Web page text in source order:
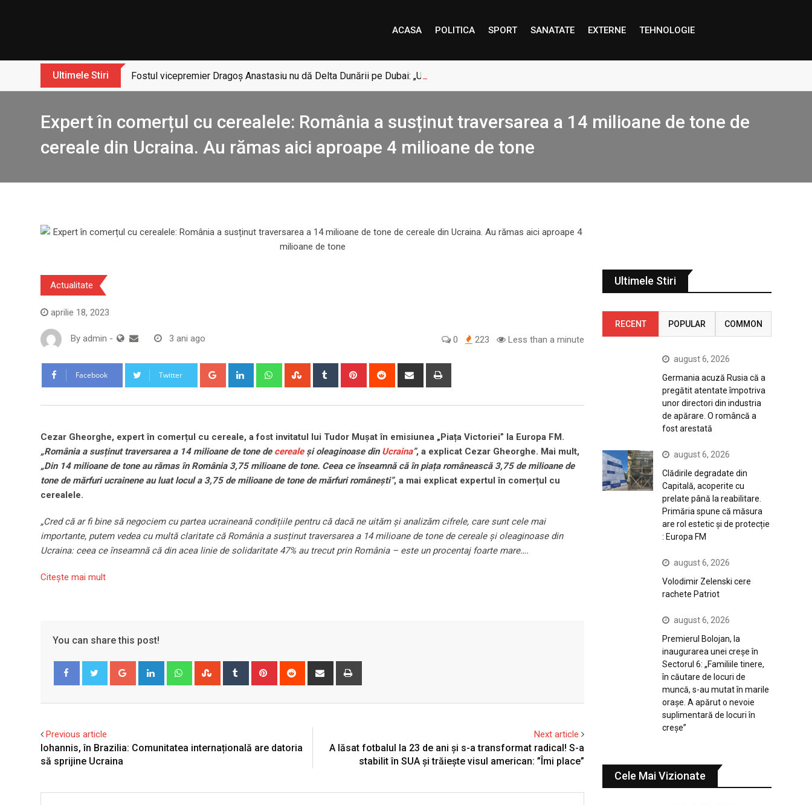
ACASA POLITICA SPORT SANATATE EXTERNE TEHNOLOGIE
Ultimele Stiri Fostul vicepremier Dragoș Anastasiu nu dă Delta Dunării pe Dubai: „Uneori, Paradisul este mai aproape decât credem”
Expert în comerțul cu cerealele: România a susținut traversarea a 14 milioane de tone de
cereale din Ucraina. Au rămas aici aproape 4 milioane de tone
Actualitate
aprilie 18, 2023
By admin - 3 ani ago 0 223 Less than a minute
Facebook Twitter Google+ LinkedIn WhatsappStumbleUpon
Tumblr Pinterest Reddit
Share
Cezar Gheorghe, expert în comerțul cu cereale, a fost invitatul lui Tudor Mușat în emisiunea „Piața Victoriei” la Europa FM.
„România a susținut traversarea a 14 milioane de tone de cerealeși oleaginoase din Ucraina”, a explicat Cezar Gheorghe. Mai mult,
„Din 14 milioane de tone au rămas în România 3,75 milioane de tone. Ceea ce înseamnă că în piața românească 3,75 de milioane de
tone de mărfuri ucrainene au luat locul a 3,75 de milioane de tone de mărfuri românești”, a mai explicat expertul în comerțul cu
cerealele.
„Cred că ar fi bine să negociem cu partea ucraineană condițiile pentru că dacă ne uităm și analizăm cifrele, care sunt cele mai
importante, putem vedea cu multă claritate că România a susținut traversarea a 14 milioane de tone de cereale și oleaginoase din
Ucraina: ceea ce înseamnă că din acea linie de solidaritate 47% au trecut prin România – este un procentaj foarte mare….
Citeşte mai mult
You can share this post!
Google+ LinkedIn WhatsappStumbleUpon
Tumblr Pinterest Reddit
Share
Previous article
Iohannis, în Brazilia: Comunitatea internațională are datoria
să sprijine Ucraina
Next article
A lăsat fotbalul la 23 de ani și s-a transformat radical! S-a
stabilit în SUA și trăiește visul american: ”Îmi place”
Ultimele Stiri
RECENT POPULAR COMMON
august 6, 2026
Germania acuză Rusia că a
pregătit atentate împotriva
unor directori din industria
de apărare. O româncă a
fost arestată
august 6, 2026
Clădirile degradate din
Capitală, acoperite cu
prelate până la reabilitare.
Primăria spune că măsura
are rol estetic și de protecție
: Europa FM
august 6, 2026
Volodimir Zelenski cere
rachete Patriot
august 6, 2026
Premierul Bolojan, la
inaugurarea unei creșe în
Sectorul 6: „Familiile tinere,
în căutare de locuri de
muncă, s-au mutat în marile
orașe. A apărut o nevoie
suplimentară de locuri în
creșe”
Cele Mai Vizionate